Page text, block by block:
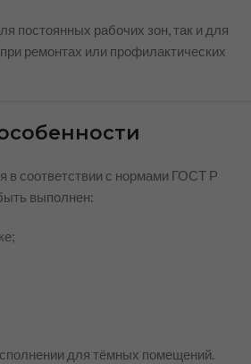
постоянных рабочих зон, так и для
ремонтах или профилактических
в соответствии с нормами ГОСТ Р
выполнен:
для тёмных помещений.